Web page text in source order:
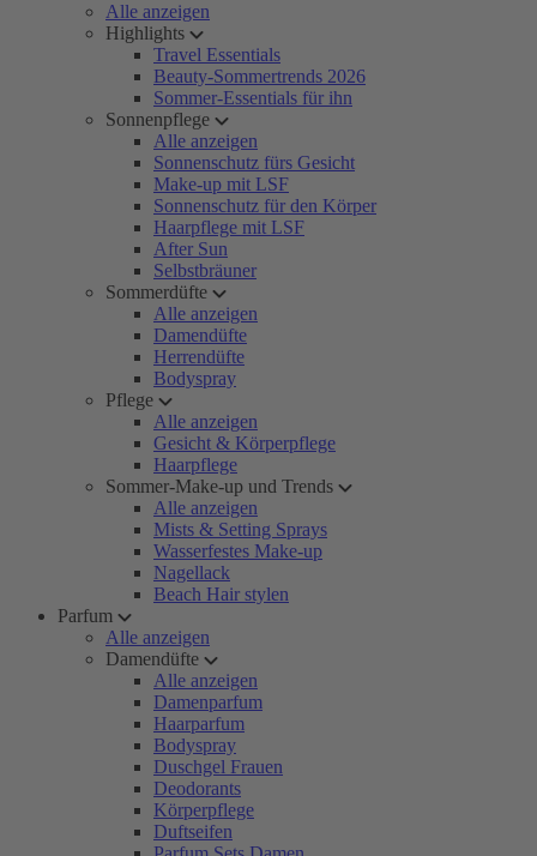
Alle anzeigen
Highlights
Travel Essentials
Beauty-Sommertrends 2026
Sommer-Essentials für ihn
Sonnenpflege
Alle anzeigen
Sonnenschutz fürs Gesicht
Make-up mit LSF
Sonnenschutz für den Körper
Haarpflege mit LSF
After Sun
Selbstbräuner
Sommerdüfte
Alle anzeigen
Damendüfte
Herrendüfte
Bodyspray
Pflege
Alle anzeigen
Gesicht & Körperpflege
Haarpflege
Sommer-Make-up und Trends
Alle anzeigen
Mists & Setting Sprays
Wasserfestes Make-up
Nagellack
Beach Hair stylen
Parfum
Alle anzeigen
Damendüfte
Alle anzeigen
Damenparfum
Haarparfum
Bodyspray
Duschgel Frauen
Deodorants
Körperpflege
Duftseifen